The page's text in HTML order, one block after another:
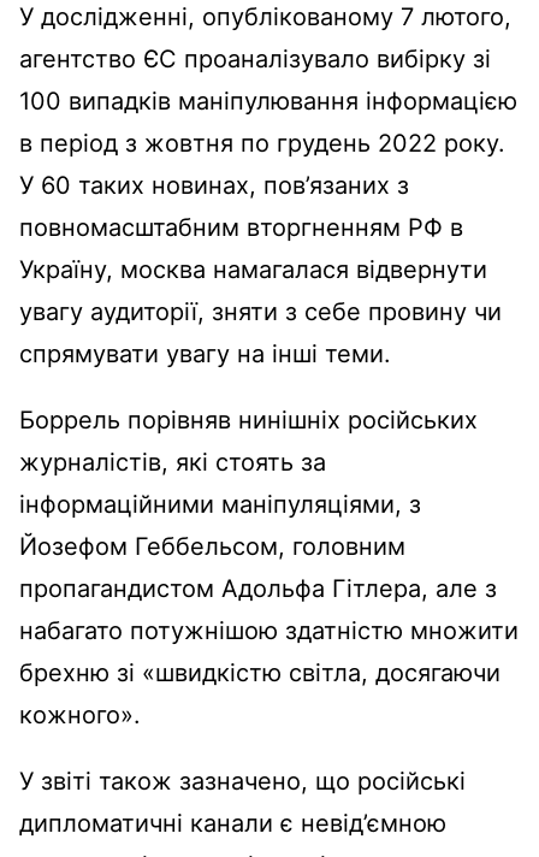
У дослідженні, опублікованому 7 лютого,
агентство ЄС проаналізувало вибірку зі
100 випадків маніпулювання інформацією
в період з жовтня по грудень 2022 року.
У 60 таких новинах, пов’язаних з
повномасштабним вторгненням РФ в
Україну, москва намагалася відвернути
увагу аудиторії, зняти з себе провину чи
спрямувати увагу на інші теми.
Боррель порівняв нинішніх російських
журналістів, які стоять за
інформаційними маніпуляціями, з
Йозефом Геббельсом, головним
пропагандистом Адольфа Гітлера, але з
набагато потужнішою здатністю множити
брехню зі «швидкістю світла, досягаючи
кожного».
У звіті також зазначено, що російські
дипломатичні канали є невід’ємною